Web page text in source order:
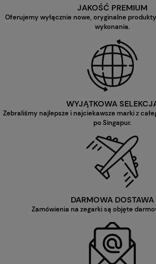
JAKOŚĆ PREMIUM
Oferujemy wyłącznie nowe, oryginalne
wykonania.
WYJĄTKOWA
Zebraliśmy najlepsze i najciekawsze marki z
po Singapur.
DARMOWA DOSTAWA
Zamówienia na zegarki są objęte